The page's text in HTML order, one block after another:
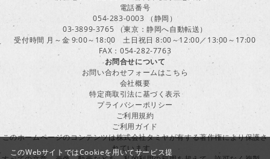
電話番号
054-283-0003 （静岡）
03-3899-3765 （東京：静岡へ自動転送）
受付時間 月～金 9:00～18:00 土日祝日 8:00～12:00／13:00～17:00
FAX：054-282-7763
お問合せについて
お問い合わせフォームはこちら
会社概要
特定商取引法に基づく表示
プライバシーポリシー
ご利用規約
ご利用ガイド
このホームページのコンテンツは株式会社タミヤが有する著作権により保護さ
れています。
このWebサイトではCookieを用いてサービス提